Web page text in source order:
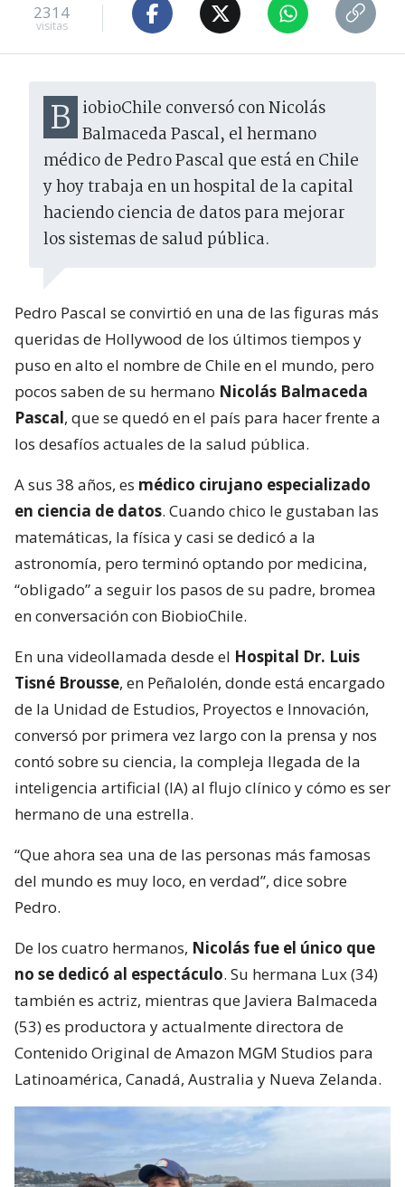
2314
visitas
BiobioChile conversó con Nicolás Balmaceda Pascal, el hermano
médico de Pedro Pascal que está en Chile
y hoy trabaja en un hospital de la capital
haciendo ciencia de datos para mejorar
los sistemas de salud pública.
Pedro Pascal se convirtió en una de las figuras más
queridas de Hollywood de los últimos tiempos y
puso en alto el nombre de Chile en el mundo, pero
pocos saben de su hermano Nicolás Balmaceda
Pascal, que se quedó en el país para hacer frente a
los desafíos actuales de la salud pública.
A sus 38 años, es médico cirujano especializado
en ciencia de datos. Cuando chico le gustaban las
matemáticas, la física y casi se dedicó a la
astronomía, pero terminó optando por medicina,
“obligado” a seguir los pasos de su padre, bromea
en conversación con BiobioChile.
En una videollamada desde el Hospital Dr. Luis
Tisné Brousse, en Peñalolén, donde está encargado
de la Unidad de Estudios, Proyectos e Innovación,
conversó por primera vez largo con la prensa y nos
contó sobre su ciencia, la compleja llegada de la
inteligencia artificial (IA) al flujo clínico y cómo es ser
hermano de una estrella.
“Que ahora sea una de las personas más famosas
del mundo es muy loco, en verdad”, dice sobre
Pedro.
De los cuatro hermanos, Nicolás fue el único que
no se dedicó al espectáculo. Su hermana Lux (34)
también es actriz, mientras que Javiera Balmaceda
(53) es productora y actualmente directora de
Contenido Original de Amazon MGM Studios para
Latinoamérica, Canadá, Australia y Nueva Zelanda.